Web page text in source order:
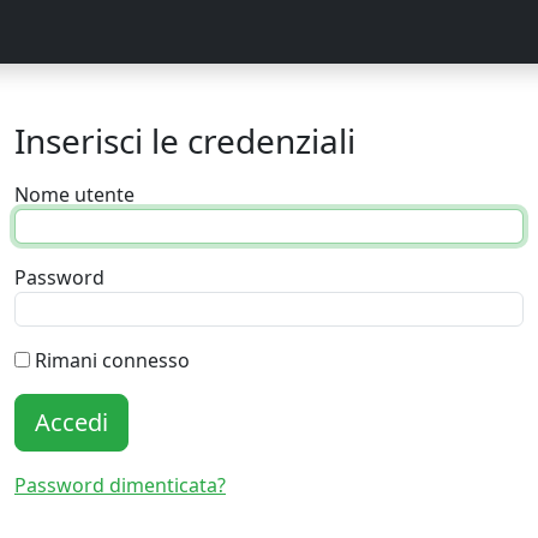
Inserisci le credenziali
Nome utente
Password
Rimani connesso
Accedi
Password dimenticata?